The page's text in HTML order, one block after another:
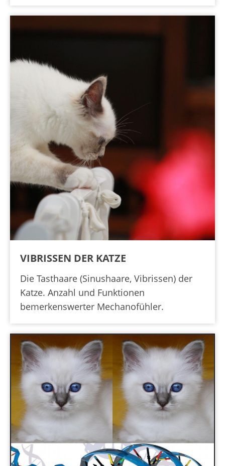
VIBRISSEN DER KATZE
Die Tasthaare (Sinushaare, Vibrissen) der
Katze. Anzahl und Funktionen
bemerkenswerter Mechanofühler.